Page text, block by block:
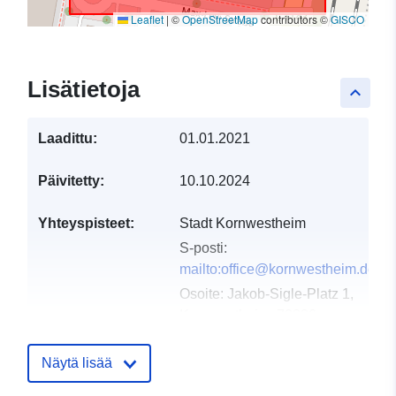
Leaflet|©OpenStreetMapcontributors ©GISCO
keyboard_arrow_up
Lisätietoja
Laadittu: 01.01.2021
Päivitetty: 10.10.2024
Yhteyspisteet:
Stadt Kornwestheim
S-posti:
mailto:office@kornwestheim.de
Osoite: Jakob-Sigle-Platz 1,
Näytä lisää